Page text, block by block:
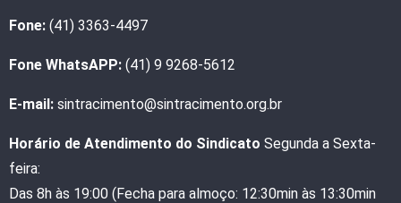
Fone: (41) 3363-4497
Fone WhatsAPP: (41) 9 9268-5612
E-mail: sintracimento@sintracimento.org.br
Horário de Atendimento do Sindicato Segunda a Sexta-
feira:
Das 8h às 19:00 (Fecha para almoço: 12:30min às 13:30min